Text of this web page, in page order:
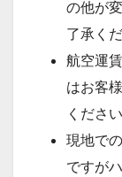
の他が
了承く
航空運
はお客
ください
現地で
ですが